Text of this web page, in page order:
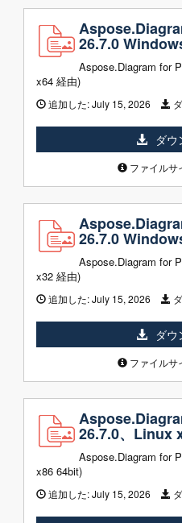
26.7.0
Aspose.Diagram for
x64 経由)
追加した:July 15, 2026
ダウ
ファイルサ
26.7.0
Aspose.Diagram for
x32 経由)
追加した:July 15, 2026
ダウ
ファイルサ
26.7.0、Linux
Aspose.Diagram for
x86 64bit)
追加した:July 15, 2026